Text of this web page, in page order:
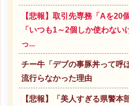
【悲報】取引先専務「Aを20
「いつも1～2個しか使わない
っ...
チー牛「デブの事豚丼って呼
流行らなかった理由
【悲報】「美人すぎる県警本